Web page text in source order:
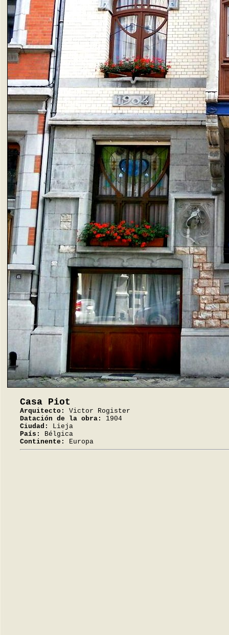
Casa Piot
Arquitecto:
Victor Rogister
Datación de la obra:
1904
Ciudad:
Lieja
País:
Bélgica
Continente:
Europa